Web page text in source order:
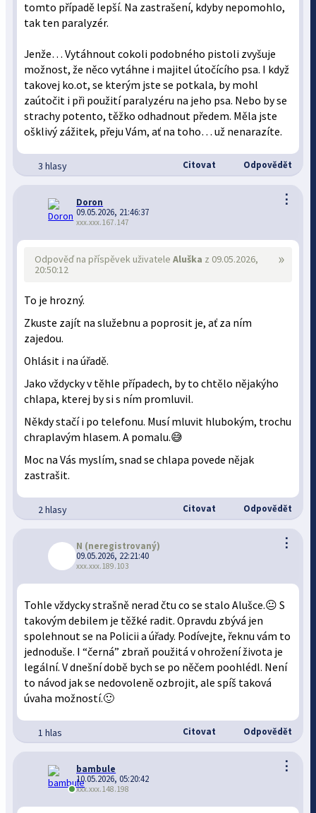
tomto případě lepší. Na zastrašení, kdyby nepomohlo,
tak ten paralyzér.
Jenže… Vytáhnout cokoli podobného pistoli zvyšuje
možnost, že něco vytáhne i majitel útočícího psa. I když
takovej ko.ot, se kterým jste se potkala, by mohl
zaútočit i při použití paralyzéru na jeho psa. Nebo by se
strachy potento, těžko odhadnout předem. Měla jste
ošklivý zážitek, přeju Vám, ať na toho… už nenarazíte.
3 hlasy Citovat Odpovědět
⋮
Doron
09.05.2026, 21:46:37
xxx.xxx.167.147
»
Odpověď na příspěvek uživateleAluška z 09.05.2026,
20:50:12
To je hrozný.
Zkuste zajít na služebnu a poprosit je, ať za ním
zajedou.
Ohlásit i na úřadě.
Jako vždycky v těhle případech, by to chtělo nějakýho
chlapa, kterej by si s ním promluvil.
Někdy stačí i po telefonu. Musí mluvit hlubokým, trochu
chraplavým hlasem. A pomalu.😅
Moc na Vás myslím, snad se chlapa povede nějak
zastrašit.
2 hlasy Citovat Odpovědět
⋮
N (neregistrovaný)
09.05.2026, 22:21:40
xxx.xxx.189.103
Tohle vždycky strašně nerad čtu co se stalo Alušce.😐 S
takovým debilem je těžké radit. Opravdu zbývá jen
spolehnout se na Policii a úřady. Podívejte, řeknu vám to
jednoduše. I “černá” zbraň použitá v ohrožení života je
legální. V dnešní době bych se po něčem poohlédl. Není
to návod jak se nedovoleně ozbrojit, ale spíš taková
úvaha možností.🙂
1 hlas Citovat Odpovědět
⋮
bambule
10.05.2026, 05:20:42
xxx.xxx.148.198